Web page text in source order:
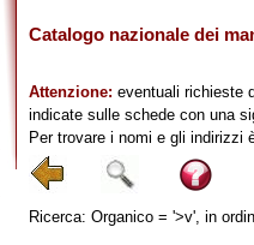
Catalogo nazionale dei
Attenzione: eventuali richieste
indicate sulle schede con una
Per trovare i nomi e gli indirizzi
Ricerca: Organico = '>v', in